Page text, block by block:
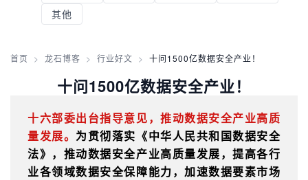
其他
首页 > 龙石博客 > 行业好文 > 十问1500亿数据安全产业！
十问1500亿数据安全产业！
十六部委出台指导意见，推动数据安全产业高质
量发展。 为贯彻落实《中华人民共和国数据安全
法》，推动数据安全产业高质量发展，提高各行
业各领域数据安全保障能力，加速数据要素市场